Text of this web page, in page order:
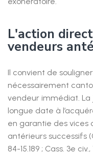
L'action
vendeurs
Il convient de
nécessairement
vendeur immédiat.
longue date à
en garantie des vices
antérieurs successifs
84-15.189 ; Cass. 3e